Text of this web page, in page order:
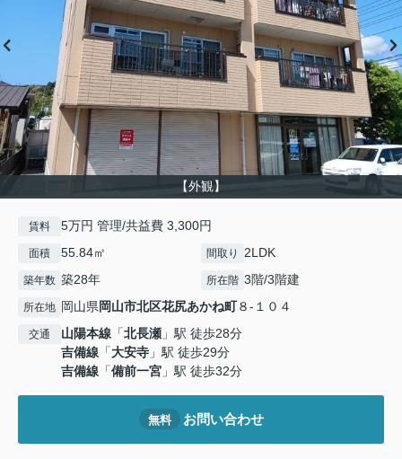
【外観】
賃料 5万円 管理/共益費 3,300円
面積 55.84㎡ 間取り 2LDK
築年数 築28年 所在階 3階/3階建
所在地 岡山県岡山市北区花尻あかね町８-１０４
交通 山陽本線 「北長瀬 」駅 徒歩28分
吉備線 「大安寺 」駅 徒歩29分
吉備線 「備前一宮 」駅 徒歩32分
無料 お問い合わせ